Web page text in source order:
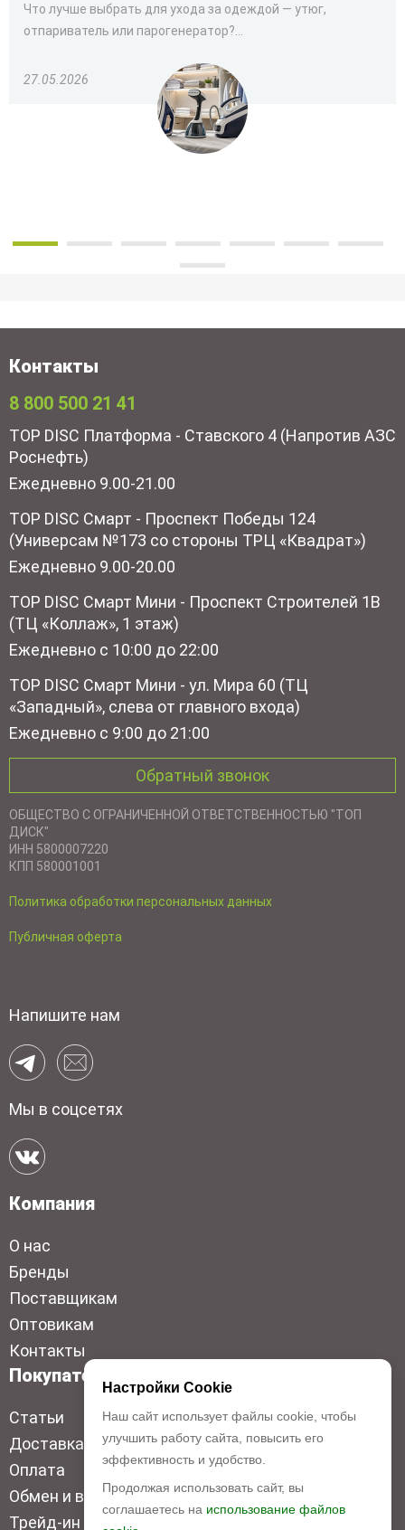
Что лучше выбрать для ухода за одеждой — утюг,
отпариватель или парогенератор?...
27.05.2026
Контакты
8 800 500 21 41
TOP DISC Платформа - Ставского 4 (Напротив АЗС
Роснефть)
Ежедневно 9.00-21.00
TOP DISC Смарт - Проспект Победы 124
(Универсам №173 со стороны ТРЦ «Квадрат»)
Ежедневно 9.00-20.00
TOP DISC Смарт Мини - Проспект Строителей 1В
(ТЦ «Коллаж», 1 этаж)
Ежедневно с 10:00 до 22:00
TOP DISC Смарт Мини - ул. Мира 60 (ТЦ
«Западный», слева от главного входа)
Ежедневно с 9:00 до 21:00
Обратный звонок
ОБЩЕСТВО С ОГРАНИЧЕННОЙ ОТВЕТСТВЕННОСТЬЮ "ТОП
ДИСК"
ИНН 5800007220
КПП 580001001
Политика обработки персональных данных
Публичная оферта
Напишите нам
Мы в соцсетях
Компания
О нас
Бренды
Поставщикам
Оптовикам
Контакты
Покупателям
Статьи
Доставка
Оплата
Обмен и возврат
Трейд-ин
Настройки Cookie
Наш сайт использует файлы cookie, чтобы
улучшить работу сайта, повысить его
эффективность и удобство.
Продолжая использовать сайт, вы
соглашаетесь на использование файлов